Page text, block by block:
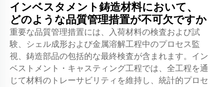
インベスタメント鋳造材料において、
どのような品質管理措置が不可欠ですか
重要な品質管理措置には、入荷材料の検査および試
験、シェル成形および金属溶解工程中のプロセス監
視、鋳造部品の包括的な最終検査が含まれます。イン
ベストメント・キャスティング工程では、全工程を通
じて材料のトレーサビリティを維持し、統計的プロセ